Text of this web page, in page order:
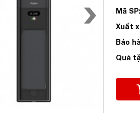
Mã SP:
Xuất
Bảo
Quà